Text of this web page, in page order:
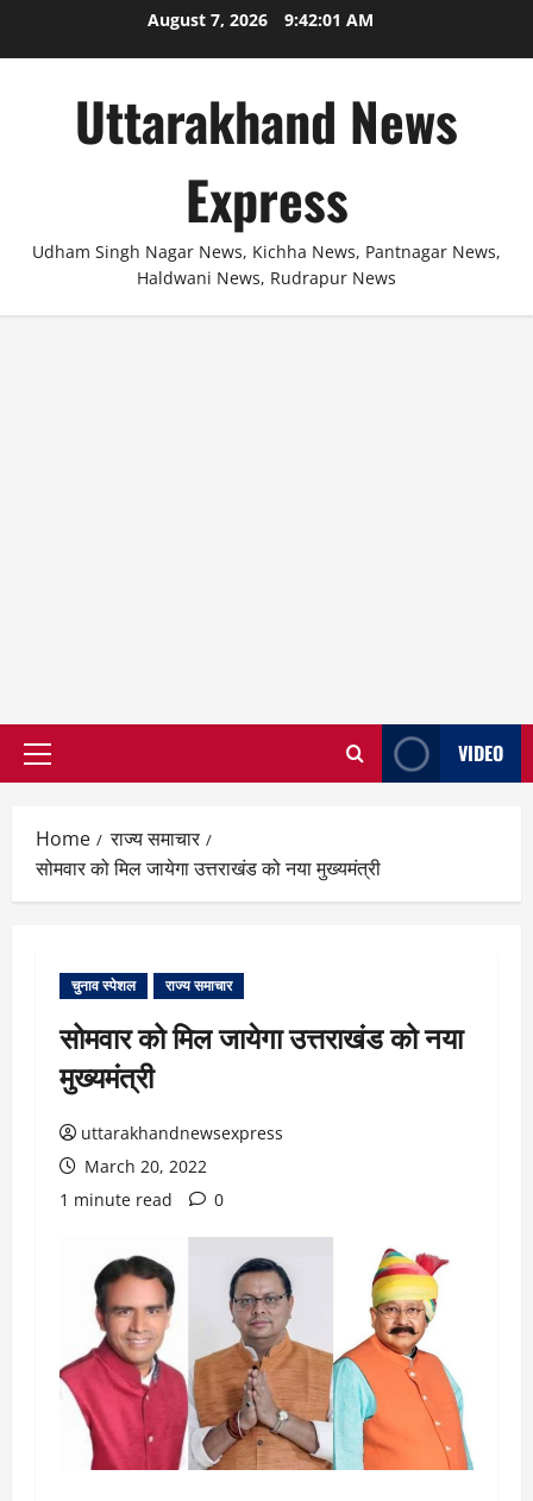
August 7, 2026 9:42:01 AM
Uttarakhand News
Express
Udham Singh Nagar News, Kichha News, Pantnagar News,
Haldwani News, Rudrapur News
Primary
VIDEO
Home
राज्य समाचार
सोमवार को मिल जायेगा उत्तराखंड को नया मुख्यमंत्री
चुनाव स्पेशल राज्य समाचार
सोमवार को मिल जायेगा उत्तराखंड को नया
मुख्यमंत्री
uttarakhandnewsexpress
March 20, 2022
1 minute read
0